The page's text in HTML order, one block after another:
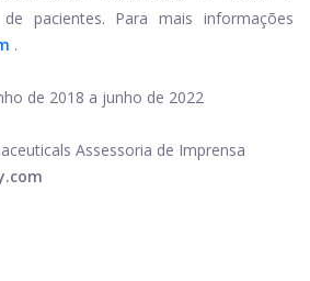
pacientes. Para mais informações
.
de 2018 a junho de 2022
Assessoria de Imprensa